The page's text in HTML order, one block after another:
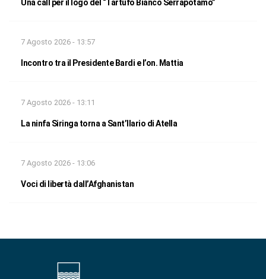
Una call per il logo del “Tartufo Bianco Serrapotamo”
7 Agosto 2026 - 13:57
Incontro tra il Presidente Bardi e l’on. Mattia
7 Agosto 2026 - 13:11
La ninfa Siringa torna a Sant’Ilario di Atella
7 Agosto 2026 - 13:06
Voci di libertà dall’Afghanistan